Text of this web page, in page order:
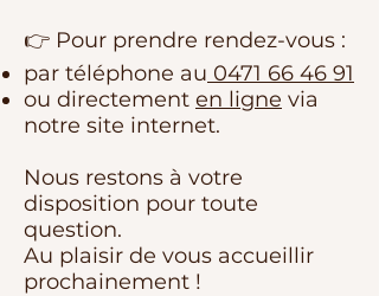
👉 Pour prendre rendez-vous :
par téléphone au 0471 66 46 91
ou directement en ligne via
notre site internet.
Nous restons à votre
disposition pour toute
question.
Au plaisir de vous accueillir
prochainement !